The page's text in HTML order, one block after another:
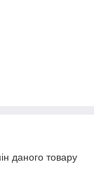
даного товару